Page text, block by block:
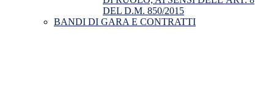
DEL D.M. 850/2015
BANDI DI GARA E CONTRATTI